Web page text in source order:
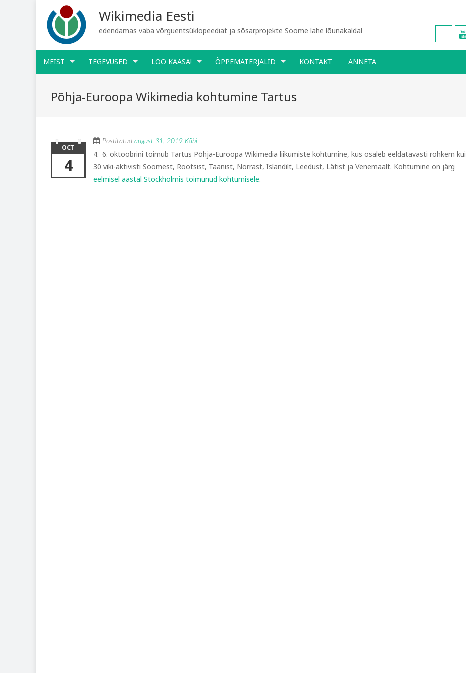
Wikimedia Eesti
edendamas vaba võrguentsüklopeediat ja sõsarprojekte Soome lahe lõunakaldal
MEIST TEGEVUSED LÖÖ KAASA! ÕPPEMATERJALID KONTAKT ANNETA
Põhja-Euroopa Wikimedia kohtumine Tartus
Postitatud august 31, 2019 Käbi
OCT
4
4.‒6. oktoobrini toimub Tartus Põhja-Euroopa Wikimedia liikumiste kohtumine, kus osaleb eeldatavasti rohkem kui
30 viki-aktivisti Soomest, Rootsist, Taanist, Norrast, Islandilt, Leedust, Lätist ja Venemaalt. Kohtumine on järg
eelmisel aastal Stockholmis toimunud kohtumisele.